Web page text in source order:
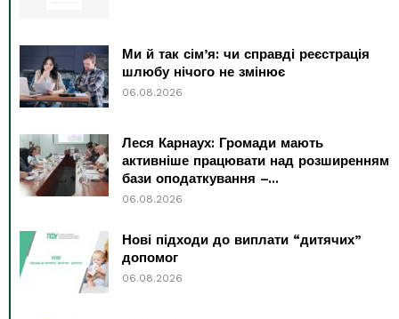
Ми й так сім’я: чи справді реєстрація
шлюбу нічого не змінює
06.08.2026
Леся Карнаух: Громади мають
активніше працювати над розширенням
бази оподаткування –...
06.08.2026
Нові підходи до виплати “дитячих”
допомог
06.08.2026